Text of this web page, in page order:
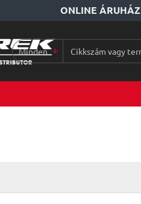
ONLINE ÁRUHÁZ
Minden
Cikkszám
terméknév...